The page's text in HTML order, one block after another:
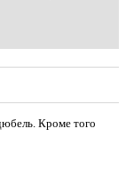
Кроме того